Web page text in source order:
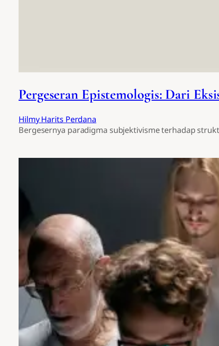
Pergeseran Epistemologis: Dari
Hilmy Harits Perdana
Bergesernya paradigma subjektivisme terhadap